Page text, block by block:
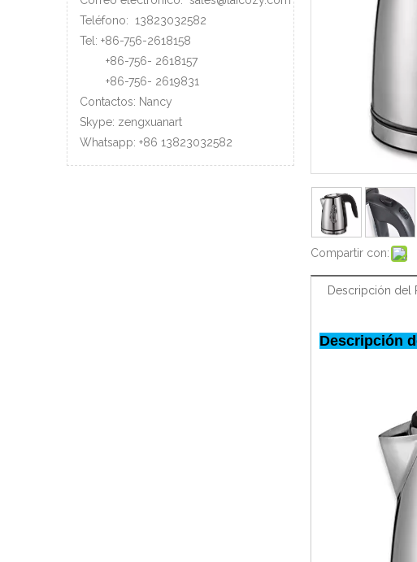
Teléfono: 13823032582
Tel: +86-756-2618158
+86-756- 2618157
+86-756- 2619831
Contactos: Nancy
Skype: zengxuanart
Whatsapp: +86 13823032582
Compartir con:
Descripción del
Descripción